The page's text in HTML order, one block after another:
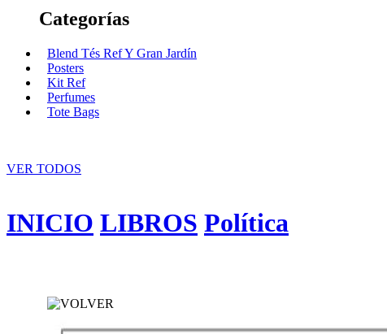
Categorías
Blend Tés Ref Y Gran Jardín
Posters
Kit Ref
Perfumes
Tote Bags
VER TODOS
INICIO LIBROS Política